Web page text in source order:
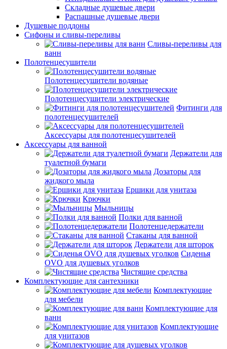
Складные душевые двери
Распашные душевые двери
Душевые поддоны
Сифоны и сливы-переливы
Сливы-переливы для
ванн
Полотенцесушители
Полотенцесушители водяные
Полотенцесушители электрические
Фитинги для
полотенцесушителей
Аксессуары для полотенцесушителей
Аксессуары для ванной
Держатели для
туалетной бумаги
Дозаторы для
жидкого мыла
Ершики для унитаза
Крючки
Мыльницы
Полки для ванной
Полотенцедержатели
Стаканы для ванной
Держатели для шторок
Сиденья
OVO для душевых уголков
Чистящие средства
Комплектующие для сантехники
Комплектующие
для мебели
Комплектующие для
ванн
Комплектующие
для унитазов